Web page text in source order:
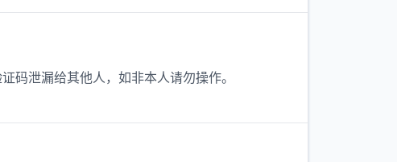
码泄漏给其他人，如非本人请勿操作。